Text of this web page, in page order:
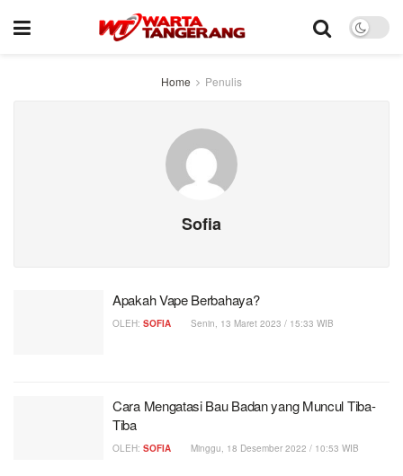
Home Penulis
Sofia
Apakah Vape Berbahaya?
OLEH: SOFIA Senin, 13 Maret 2023 / 15:33 WIB
Cara Mengatasi Bau Badan yang Muncul Tiba-
Tiba
OLEH: SOFIA Minggu, 18 Desember 2022 / 10:53 WIB